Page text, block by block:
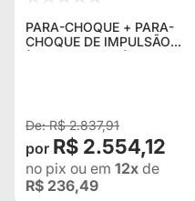
PARA-CHOQUE + PARA-
CHOQUE DE IMPULSÃO
(QUEBRA MATO) + MESA
R$ 2.837,91
R$ 2.554,12
no pix ou em 12x de
R$ 236,49